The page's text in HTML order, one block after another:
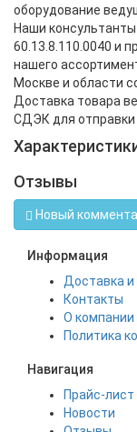
оборудование
Наши
60.13.8.110.0040 и
нашего
Москве и области
Доставка товара
СДЭК для
Отзывы
Новый
Информация
Доставка и
Контакты
О компании
Политика
Навигация
Прайс-лист
Новости